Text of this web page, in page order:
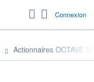
Connexion
Actionnaires OCTAVE